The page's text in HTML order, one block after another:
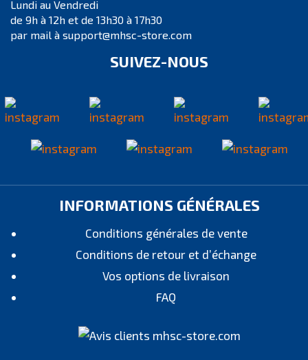
Lundi au Vendredi
de 9h à 12h et de 13h30 à 17h30
par mail à support@mhsc-store.com
SUIVEZ-NOUS
INFORMATIONS GÉNÉRALES
Conditions générales de vente
Conditions de retour et d’échange
Vos options de livraison
FAQ